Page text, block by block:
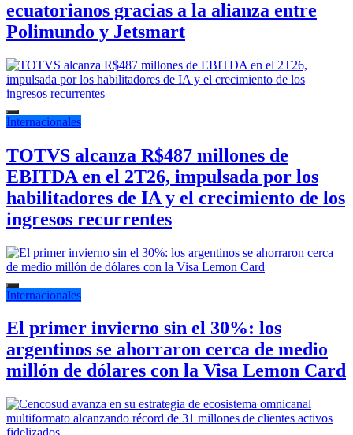
ecuatorianos gracias a la alianza entre
Polimundo y Jetsmart
Internacionales
TOTVS alcanza R$487 millones de
EBITDA en el 2T26, impulsada por los
habilitadores de IA y el crecimiento de los
ingresos recurrentes
Internacionales
El primer invierno sin el 30%: los
argentinos se ahorraron cerca de medio
millón de dólares con la Visa Lemon Card